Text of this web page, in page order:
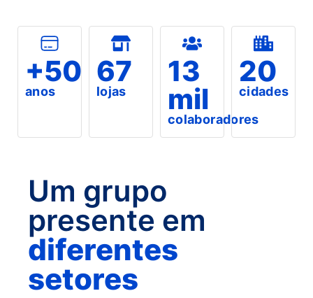
+50
anos
67
lojas
13
mil
colaboradores
20
cidades
Um grupo
presente em
diferentes
setores